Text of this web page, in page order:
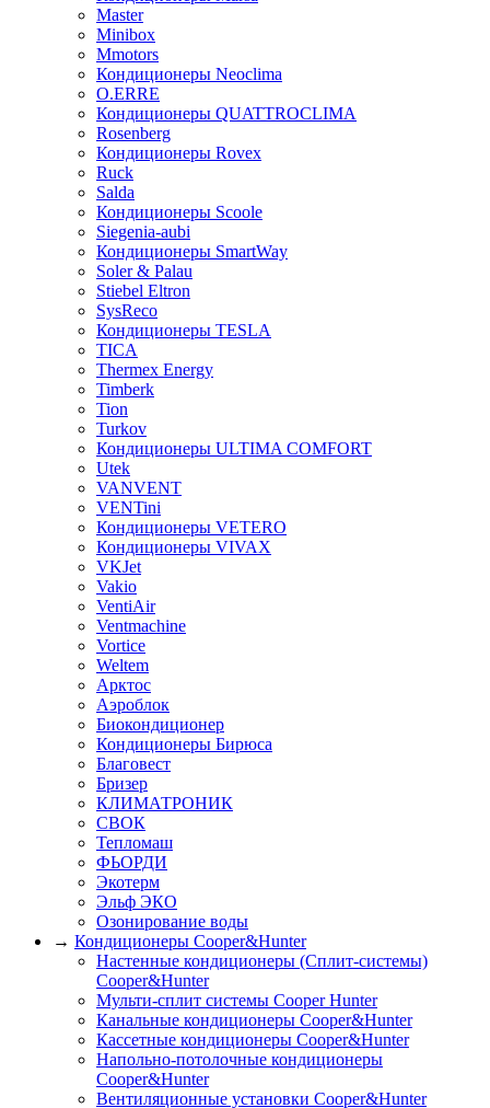
Master
Minibox
Mmotors
Кондиционеры Neoclima
O.ERRE
Кондиционеры QUATTROCLIMA
Rosenberg
Кондиционеры Rovex
Ruck
Salda
Кондиционеры Scoole
Siegenia-aubi
Кондиционеры SmartWay
Soler & Palau
Stiebel Eltron
SysReco
Кондиционеры TESLA
TICA
Thermex Energy
Timberk
Tion
Turkov
Кондиционеры ULTIMA COMFORT
Utek
VANVENT
VENTini
Кондиционеры VETERO
Кондиционеры VIVAX
VKJet
Vakio
VentiAir
Ventmachine
Vortice
Weltem
Арктос
Аэроблок
Биокондиционер
Кондиционеры Бирюса
Благовест
Бризер
КЛИМАТРОНИК
СВОК
Тепломаш
ФЬОРДИ
Экотерм
Эльф ЭКО
Озонирование воды
→ Кондиционеры Cooper&Hunter
Настенные кондиционеры (Сплит-системы)
Cooper&Hunter
Мульти-сплит системы Cooper Hunter
Канальные кондиционеры Cooper&Hunter
Кассетные кондиционеры Cooper&Hunter
Напольно-потолочные кондиционеры
Cooper&Hunter
Вентиляционные установки Cooper&Hunter